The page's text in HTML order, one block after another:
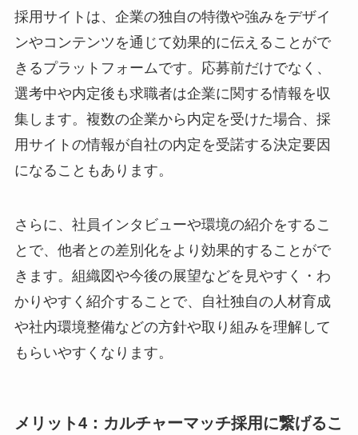
採用サイトは、企業の独自の特徴や強みをデザイ
ンやコンテンツを通じて効果的に伝えることがで
きるプラットフォームです。応募前だけでなく、
選考中や内定後も求職者は企業に関する情報を収
集します。複数の企業から内定を受けた場合、採
用サイトの情報が自社の内定を受諾する決定要因
になることもあります。
さらに、社員インタビューや環境の紹介をするこ
とで、他者との差別化をより効果的することがで
きます。組織図や今後の展望などを見やすく・わ
かりやすく紹介することで、自社独自の人材育成
や社内環境整備などの方針や取り組みを理解して
もらいやすくなります。
メリット4：カルチャーマッチ採用に繋げるこ